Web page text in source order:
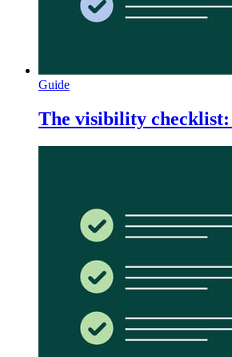
Guide
The visibility checklist: